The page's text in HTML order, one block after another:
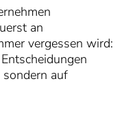
an
vergessen wird:
sondern auf